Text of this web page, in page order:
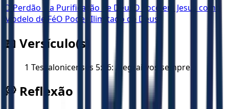
O Perdão e a Purificação de Deus O Foco em Jesus como
Modelo de FéO Poder Ilimitado de Deus
📖 Versículo(s)
1 Tessalonicenses 5:16: Alegrai-vos sempre.
💭 Reflexão